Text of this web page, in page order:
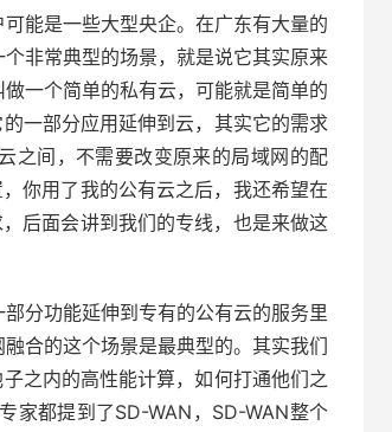
能是一些大型央企。在广东有大量的
非常典型的场景，就是说它其实原来
一个简单的私有云，可能就是简单的
一部分应用延伸到云，其实它的需求
之间，不需要改变原来的局域网的配
你用了我的公有云之后，我还希望在
后面会讲到我们的专线，也是来做这
分功能延伸到专有的公有云的服务里
合的这个场景是最典型的。其实我们
之内的高性能计算，如何打通他们之
家都提到了SD-WAN，SD-WAN整个